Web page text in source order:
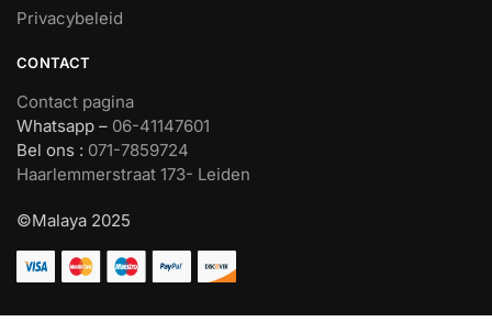
Privacybeleid
CONTACT
Contact pagina
Whatsapp – 06-41147601
Bel ons : 071-7859724
Haarlemmerstraat 173- Leiden
©Malaya 2025